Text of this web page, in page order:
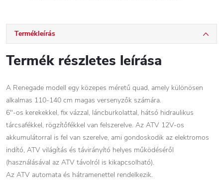
Termékleírás
Termék részletes leírása
A Renegade modell egy közepes méretű quad, amely különösen
alkalmas 110-140 cm magas versenyzők számára.
6"-os kerekekkel, fix vázzal, láncburkolattal, hátsó hidraulikus
tárcsafékkel, rögzítőfékkel van felszerelve. Az ATV 12V-os
akkumulátorral is fel van szerelve, ami gondoskodik az elektromos
indító, ATV világítás és távirányító helyes működéséről
(használásával az ATV távolról is kikapcsolható).
Az ATV automata és hátramenettel rendelkezik.